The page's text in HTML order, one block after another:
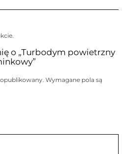
o „Turbodym powietrzny
Wymagane pola są